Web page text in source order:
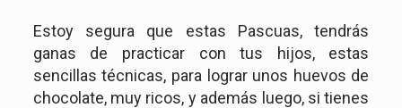
Estoy segura que estas Pascuas, tendrás
ganas de practicar con tus hijos, estas
sencillas técnicas, para lograr unos huevos de
chocolate, muy ricos, y además luego, si tienes